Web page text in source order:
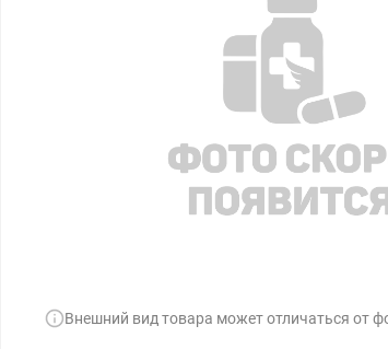
Внешний вид товара может отличаться от